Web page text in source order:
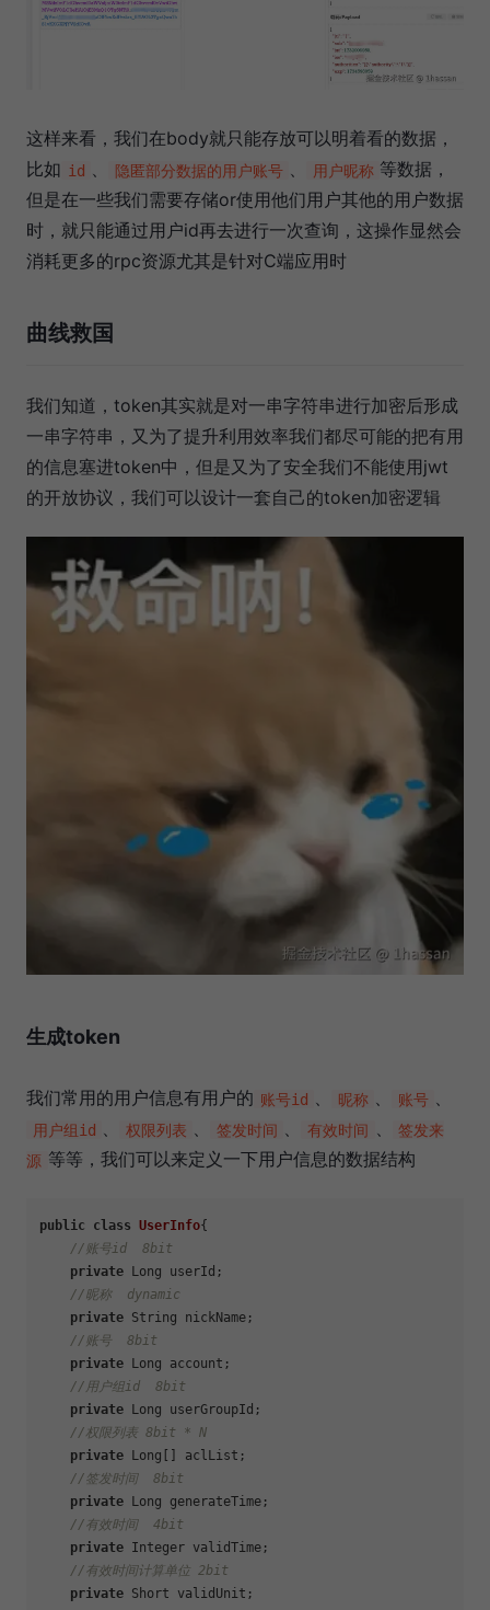
这样来看，我们在body就只能存放可以明着看的数据，
比如 id 、 隐匿部分数据的用户账号 、 用户昵称 等数据，
但是在一些我们需要存储or使用他们用户其他的用户数据
时，就只能通过用户id再去进行一次查询，这操作显然会
消耗更多的rpc资源尤其是针对C端应用时
曲线救国
我们知道，token其实就是对一串字符串进行加密后形成
一串字符串，又为了提升利用效率我们都尽可能的把有用
的信息塞进token中，但是又为了安全我们不能使用jwt
的开放协议，我们可以设计一套自己的token加密逻辑
生成token
我们常用的用户信息有用户的 账号id 、 昵称 、 账号 、
用户组id 、 权限列表 、 签发时间 、 有效时间 、
签发来
源 等等，我们可以来定义一下用户信息的数据结构
public class UserInfo{
//账号id  8bit
private Long userId;
//昵称  dynamic
private String nickName;
//账号  8bit
private Long account;
//用户组id  8bit
private Long userGroupId;
//权限列表 8bit * N
private Long[] aclList;
//签发时间  8bit
private Long generateTime;
//有效时间  4bit
private Integer validTime;
//有效时间计算单位 2bit
private Short validUnit;